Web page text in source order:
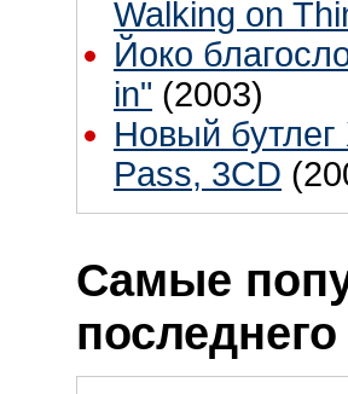
Walking on
Йоко
in" (2003)
Новый
Pass, 3CD
Самые